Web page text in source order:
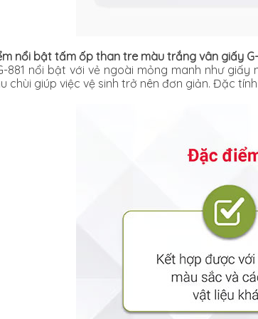
nổi bật tấm ốp than tre màu trắng vân giấy
881 nổi bật với vẻ ngoài mỏng manh như
chùi giúp việc vệ sinh trở nên đơn giản. Đặc